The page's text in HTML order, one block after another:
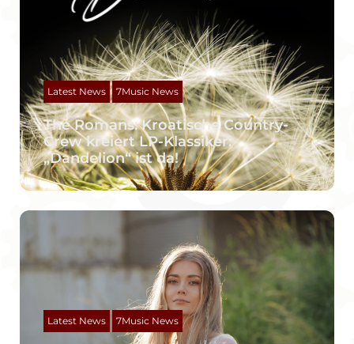
Latest News 7Music News
The Romans: Kroatische Country-
Crew kreiert LP-Klassiker:
„Dandelion“ ist da!
Latest News 7Music News